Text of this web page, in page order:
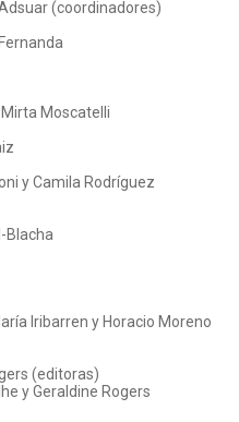
(coordinadores)
Moscatelli
y Camila Rodríguez
Blacha
Iribarren y Horacio Moreno
(editoras)
y Geraldine Rogers